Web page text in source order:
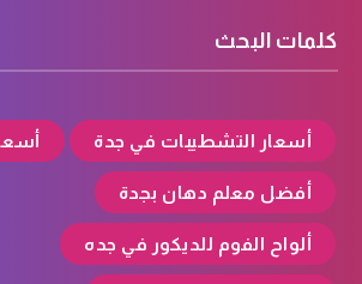
كلمات البحث
أسعار التشطيبات في جدة
أفضل معلم دهان بجدة
ألواح الفوم للديكور في جده